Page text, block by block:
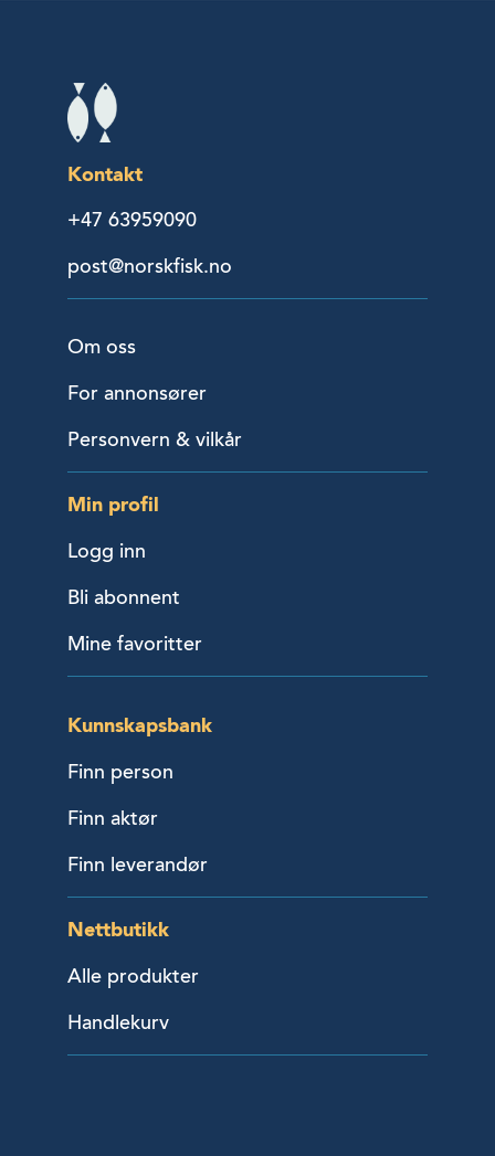
Kontakt
+47 63959090
post@norskfisk.no
Om oss
For annonsører
Personvern & vilkår
Min profil
Logg inn
Bli abonnent
Mine favoritter
Kunnskapsbank
Finn person
Finn aktør
Finn leverandør
Nettbutikk
Alle produkter
Handlekurv